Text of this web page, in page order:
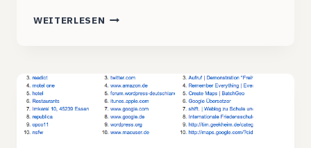
WEITERLESEN TWAUSWERTUNG
#ECCO12